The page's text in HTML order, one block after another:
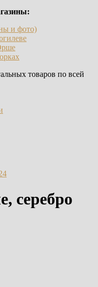
и фото)
товаров по всей
серебро